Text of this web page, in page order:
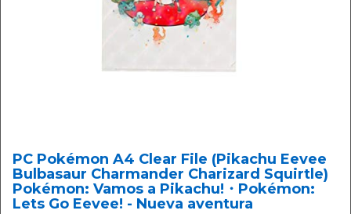
PC Pokémon A4 Clear File (Pikachu Eevee
Bulbasaur Charmander Charizard Squirtle)
Pokémon: Vamos a Pikachu!・Pokémon:
Lets Go Eevee! - Nueva aventura